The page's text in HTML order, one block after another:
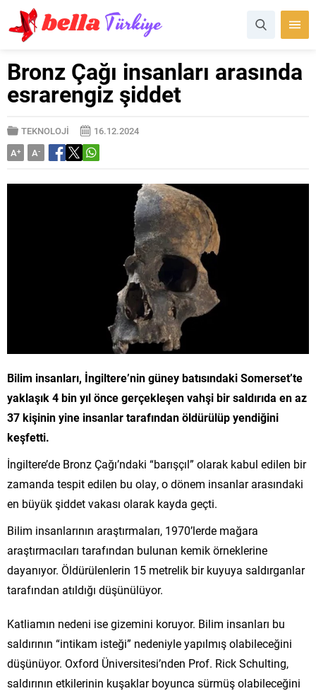
Bronz Çağı insanları arasında
esrarengiz şiddet
TEKNOLOJİ
16.12.2024
A+ A-
Bilim insanları, İngiltere’nin güney batısındaki Somerset’te
yaklaşık 4 bin yıl önce gerçekleşen vahşi bir saldırıda en az
37 kişinin yine insanlar tarafından öldürülüp yendiğini
keşfetti.
İngiltere’de Bronz Çağı’ndaki “barışçıl” olarak kabul edilen bir
zamanda tespit edilen bu olay, o dönem insanlar arasındaki
en büyük şiddet vakası olarak kayda geçti.
Bilim insanlarının araştırmaları, 1970’lerde mağara
araştırmacıları tarafından bulunan kemik örneklerine
dayanıyor. Öldürülenlerin 15 metrelik bir kuyuya saldırganlar
tarafından atıldığı düşünülüyor.
Katliamın nedeni ise gizemini koruyor. Bilim insanları bu
saldırının “intikam isteği” nedeniyle yapılmış olabileceğini
düşünüyor. Oxford Üniversitesi’nden Prof. Rick Schulting,
saldırının etkilerinin kuşaklar boyunca sürmüş olabileceğini